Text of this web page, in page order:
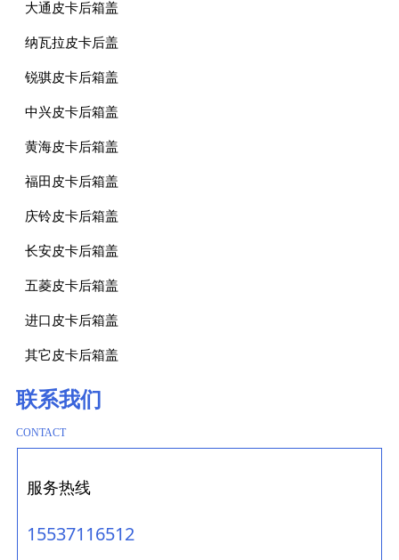
大通皮卡后箱盖
纳瓦拉皮卡后盖
锐骐皮卡后箱盖
中兴皮卡后箱盖
黄海皮卡后箱盖
福田皮卡后箱盖
庆铃皮卡后箱盖
长安皮卡后箱盖
五菱皮卡后箱盖
进口皮卡后箱盖
其它皮卡后箱盖
联系我们
CONTACT
服务热线
15537116512